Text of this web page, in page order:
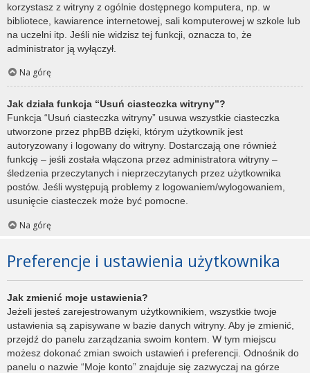
korzystasz z witryny z ogólnie dostępnego komputera, np. w
bibliotece, kawiarence internetowej, sali komputerowej w szkole lub
na uczelni itp. Jeśli nie widzisz tej funkcji, oznacza to, że
administrator ją wyłączył.
Na górę
Jak działa funkcja “Usuń ciasteczka witryny”?
Funkcja “Usuń ciasteczka witryny” usuwa wszystkie ciasteczka
utworzone przez phpBB dzięki, którym użytkownik jest
autoryzowany i logowany do witryny. Dostarczają one również
funkcję – jeśli została włączona przez administratora witryny –
śledzenia przeczytanych i nieprzeczytanych przez użytkownika
postów. Jeśli występują problemy z logowaniem/wylogowaniem,
usunięcie ciasteczek może być pomocne.
Na górę
Preferencje i ustawienia użytkownika
Jak zmienić moje ustawienia?
Jeżeli jesteś zarejestrowanym użytkownikiem, wszystkie twoje
ustawienia są zapisywane w bazie danych witryny. Aby je zmienić,
przejdź do panelu zarządzania swoim kontem. W tym miejscu
możesz dokonać zmian swoich ustawień i preferencji. Odnośnik do
panelu o nazwie “Moje konto” znajduje się zazwyczaj na górze